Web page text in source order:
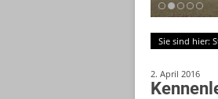
Sie sind hier:
2. April 2016